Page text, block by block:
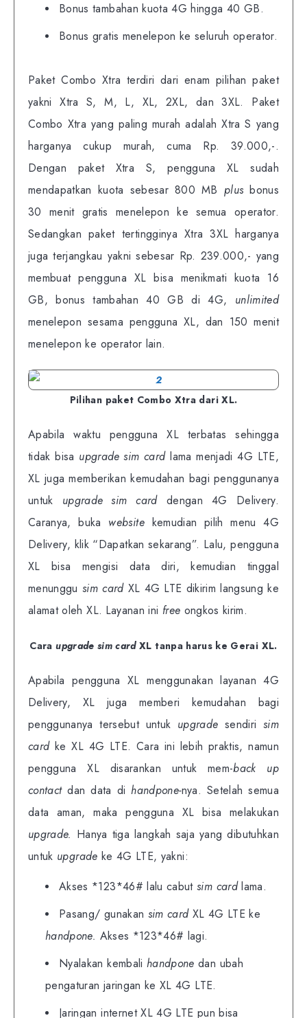
Bonus tambahan kuota 4G hingga 40 GB.
Bonus gratis menelepon ke seluruh operator.
Paket Combo Xtra terdiri dari enam pilihan paket
yakni Xtra S, M, L, XL, 2XL, dan 3XL. Paket
Combo Xtra yang paling murah adalah Xtra S yang
harganya cukup murah, cuma Rp. 39.000,-.
Dengan paket Xtra S, pengguna XL sudah
mendapatkan kuota sebesar 800 MB plusbonus
30 menit gratis menelepon ke semua operator.
Sedangkan paket tertingginya Xtra 3XL harganya
juga terjangkau yakni sebesar Rp. 239.000,- yang
membuat pengguna XL bisa menikmati kuota 16
GB, bonus tambahan 40 GB di 4G, unlimited
menelepon sesama pengguna XL, dan 150 menit
menelepon ke operator lain.
Pilihan paket Combo Xtra dari XL.
Apabila waktu pengguna XL terbatas sehingga
tidak bisa upgrade sim cardlama menjadi 4G LTE,
XL juga memberikan kemudahan bagi penggunanya
untuk upgrade sim carddengan 4G Delivery.
Caranya, buka website kemudian pilih menu 4G
Delivery, klik “Dapatkan sekarang”. Lalu, pengguna
XL bisa mengisi data diri, kemudian tinggal
menunggu sim cardXL 4G LTE dikirim langsung ke
alamat oleh XL. Layanan ini free ongkos kirim.
Caraupgrade sim cardXL tanpa harus ke Gerai XL.
Apabila pengguna XL menggunakan layanan 4G
Delivery, XL juga memberi kemudahan bagi
penggunanya tersebut untuk upgrade sendiri sim
cardke XL 4G LTE. Cara ini lebih praktis, namun
pengguna XL disarankan untuk mem-back up
contactdan data dihandpone-nya. Setelah semua
data aman, maka pengguna XL bisa melakukan
upgrade. Hanya tiga langkah saja yang dibutuhkan
untuk upgrade ke 4G LTE, yakni:
Akses *123*46# lalu cabutsim cardlama.
Pasang/ gunakan sim cardXL 4G LTE ke
handpone. Akses *123*46# lagi.
Nyalakan kembali handpone dan ubah
pengaturan jaringan ke XL 4G LTE.
Jaringan internet XL 4G LTE pun bisa